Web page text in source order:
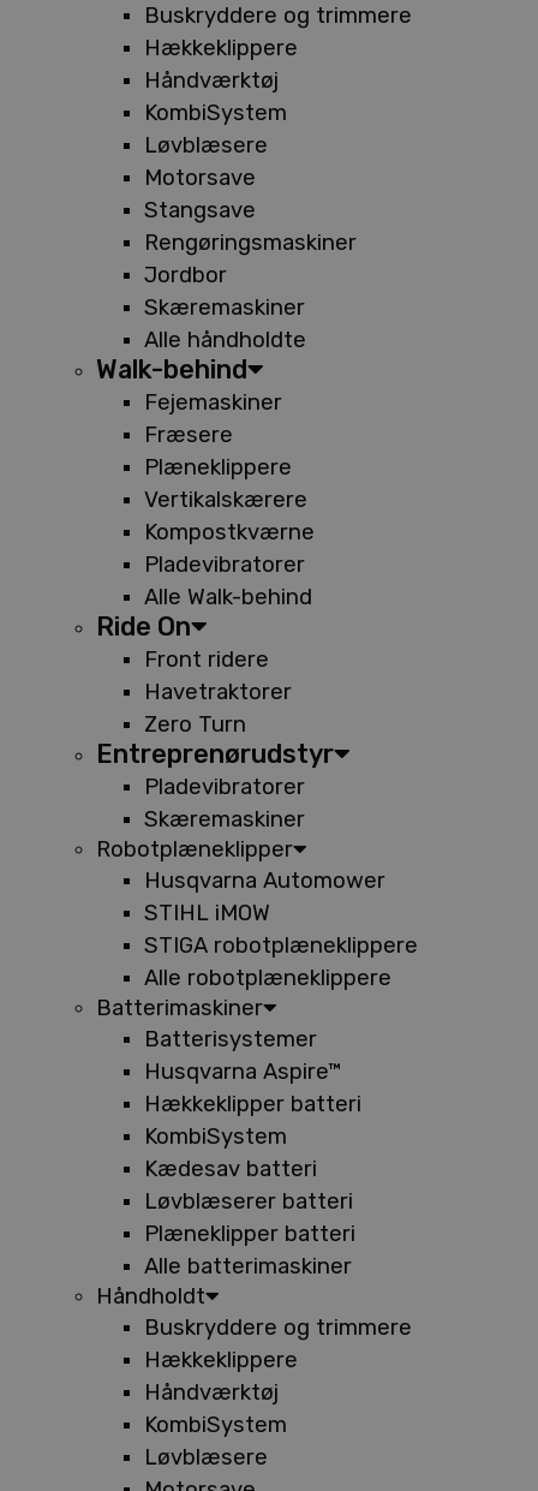
Buskryddere og trimmere
Hækkeklippere
Håndværktøj
KombiSystem
Løvblæsere
Motorsave
Stangsave
Rengøringsmaskiner
Jordbor
Skæremaskiner
Alle håndholdte
Walk-behind
Fejemaskiner
Fræsere
Plæneklippere
Vertikalskærere
Kompostkværne
Pladevibratorer
Alle Walk-behind
Ride On
Front ridere
Havetraktorer
Zero Turn
Entreprenørudstyr
Pladevibratorer
Skæremaskiner
Robotplæneklipper
Husqvarna Automower
STIHL iMOW
STIGA robotplæneklippere
Alle robotplæneklippere
Batterimaskiner
Batterisystemer
Husqvarna Aspire™
Hækkeklipper batteri
KombiSystem
Kædesav batteri
Løvblæserer batteri
Plæneklipper batteri
Alle batterimaskiner
Håndholdt
Buskryddere og trimmere
Hækkeklippere
Håndværktøj
KombiSystem
Løvblæsere